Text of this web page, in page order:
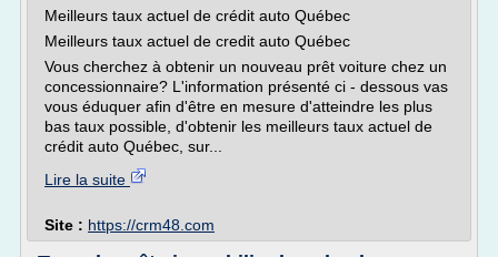
Meilleurs taux actuel de crédit auto Québec
Meilleurs taux actuel de credit auto Québec
Vous cherchez à obtenir un nouveau prêt voiture chez un
concessionnaire? L'information présenté ci - dessous vas
vous éduquer afin d'être en mesure d'atteindre les plus
bas taux possible, d'obtenir les meilleurs taux actuel de
crédit auto Québec, sur...
Lire la suite
Site : https://crm48.com